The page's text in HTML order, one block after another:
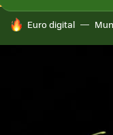
HOY SE HABLA DE
Euro digital